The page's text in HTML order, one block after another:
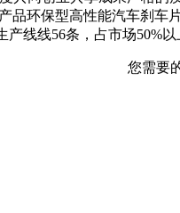
品环保型高性能汽车刹
线线56条，占市场50%
您需要